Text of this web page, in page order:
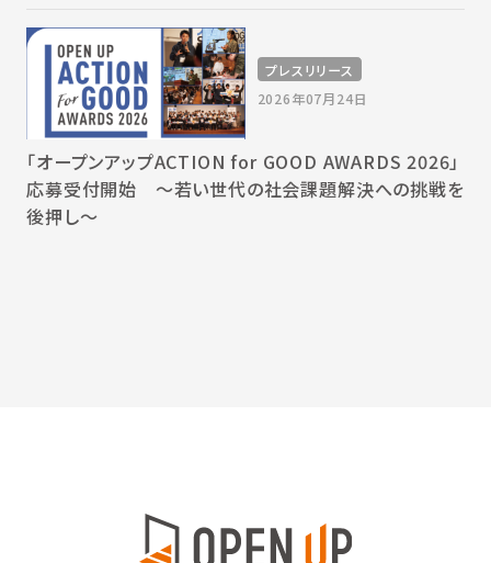
プレスリリース
2026年07月24日
「オープンアップACTION for GOOD AWARDS 2026」
応募受付開始 〜若い世代の社会課題解決への挑戦を
後押し〜